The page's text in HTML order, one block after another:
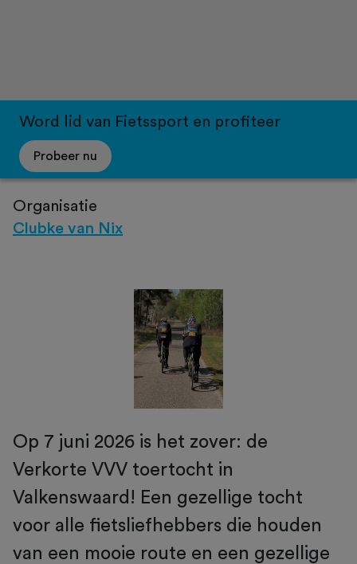
Word lid van Fietssport en profiteer
Probeer nu
Organisatie
Clubke van Nix
Op 7 juni 2026 is het zover: de
Verkorte VVV toertocht in
Valkenswaard! Een gezellige tocht
voor alle fietsliefhebbers die houden
van een mooie route en een gezellige